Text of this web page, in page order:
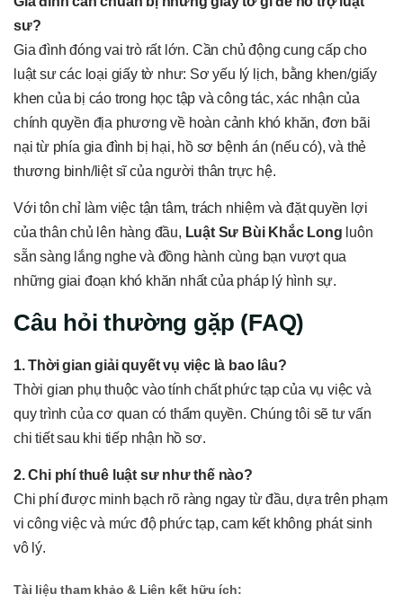
sư?
Gia đình đóng vai trò rất lớn. Cần chủ động cung cấp cho
luật sư các loại giấy tờ như: Sơ yếu lý lịch, bằng khen/giấy
khen của bị cáo trong học tập và công tác, xác nhận của
chính quyền địa phương về hoàn cảnh khó khăn, đơn bãi
nại từ phía gia đình bị hại, hồ sơ bệnh án (nếu có), và thẻ
thương binh/liệt sĩ của người thân trực hệ.
Với tôn chỉ làm việc tận tâm, trách nhiệm và đặt quyền lợi
của thân chủ lên hàng đầu, Luật Sư Bùi Khắc Long luôn
sẵn sàng lắng nghe và đồng hành cùng bạn vượt qua
những giai đoạn khó khăn nhất của pháp lý hình sự.
Câu hỏi thường gặp (FAQ)
1. Thời gian giải quyết vụ việc là bao lâu?
Thời gian phụ thuộc vào tính chất phức tạp của vụ việc và
quy trình của cơ quan có thẩm quyền. Chúng tôi sẽ tư vấn
chi tiết sau khi tiếp nhận hồ sơ.
2. Chi phí thuê luật sư như thế nào?
Chi phí được minh bạch rõ ràng ngay từ đầu, dựa trên phạm
vi công việc và mức độ phức tạp, cam kết không phát sinh
vô lý.
Tài liệu tham khảo & Liên kết hữu ích: